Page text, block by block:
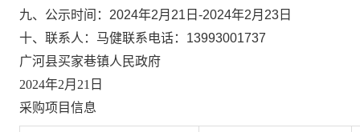
九、公示时间： 2024年2月21日-2024年2月23日
十、联系人：马健联系电话：13993001737
广河县买家巷镇人民政府
2024年2月21日
采购项目信息